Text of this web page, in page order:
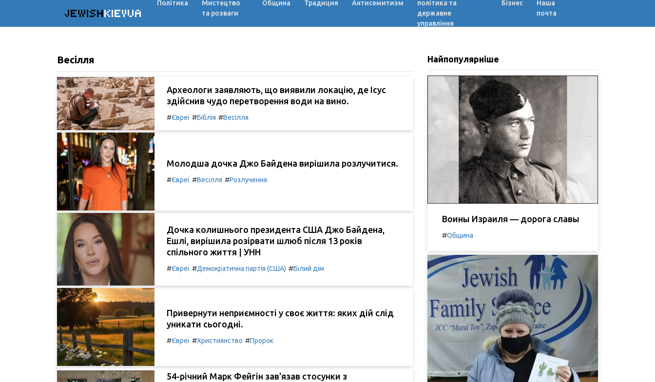
JEWISHKIEVUA
Політика
Мистецтво
та розваги
Община Традиция Антисемитизм
політика та
державне
управління
Бізнес
Наша
почта
Весілля
Археологи заявляють, що виявили локацію, де Ісус
здійснив чудо перетворення води на вино.
#Євреї #Біблія #Весілля
Молодша дочка Джо Байдена вирішила розлучитися.
#Євреї #Весілля #Розлучення
Дочка колишнього президента США Джо Байдена,
Ешлі, вирішила розірвати шлюб після 13 років
спільного життя | УНН
#Євреї #Демократична партія (США) #Білий дім
Привернути неприємності у своє життя: яких дій слід
уникати сьогодні.
#Євреї #Християнство #Пророк
54-річний Марк Фейгін зав'язав стосунки з
Найпопулярніше
Воины Израиля — дорога славы
#Община